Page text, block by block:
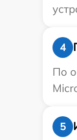
4
По
5